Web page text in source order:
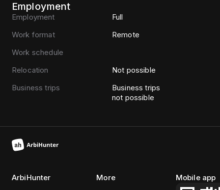
Employment
Employment
Full
Work format
Remote
Work schedule
Relocation
Not possible
Business trips
Business trips
not possible
ArbiHunter
More
Mobile app